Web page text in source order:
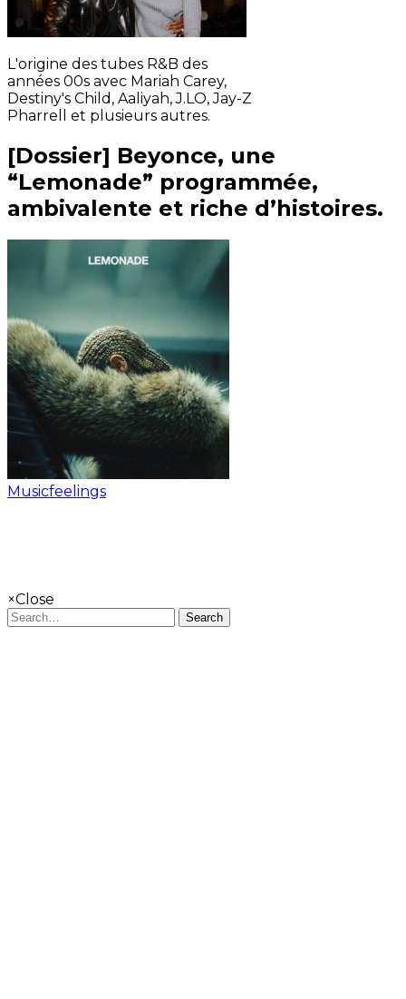
L'origine des tubes R&B des
années 00s avec Mariah Carey,
Destiny's Child, Aaliyah, J.LO, Jay-Z
Pharrell et plusieurs autres.
[Dossier] Beyonce, une
“Lemonade” programmée,
ambivalente et riche d’histoires.
Musicfeelings
×Close
Search